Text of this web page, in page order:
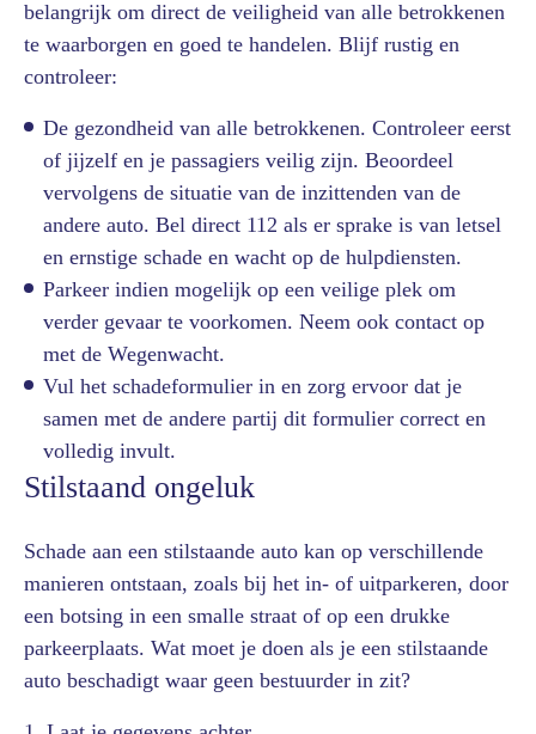
belangrijk om direct de veiligheid van alle betrokkenen
te waarborgen en goed te handelen. Blijf rustig en
controleer:
De gezondheid van alle betrokkenen. Controleer eerst
of jijzelf en je passagiers veilig zijn. Beoordeel
vervolgens de situatie van de inzittenden van de
andere auto. Bel direct 112 als er sprake is van letsel
en ernstige schade en wacht op de hulpdiensten.
Parkeer indien mogelijk op een veilige plek om
verder gevaar te voorkomen. Neem ook contact op
met de Wegenwacht.
Vul het schadeformulier in en zorg ervoor dat je
samen met de andere partij dit formulier correct en
volledig invult.
Stilstaand ongeluk
Schade aan een stilstaande auto kan op verschillende
manieren ontstaan, zoals bij het in- of uitparkeren, door
een botsing in een smalle straat of op een drukke
parkeerplaats. Wat moet je doen als je een stilstaande
auto beschadigt waar geen bestuurder in zit?